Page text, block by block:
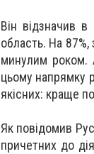
Він відзначив
область. На 87%,
минулим роком.
цьому напрямку
якісних: краще
Як повідомив
причетних до